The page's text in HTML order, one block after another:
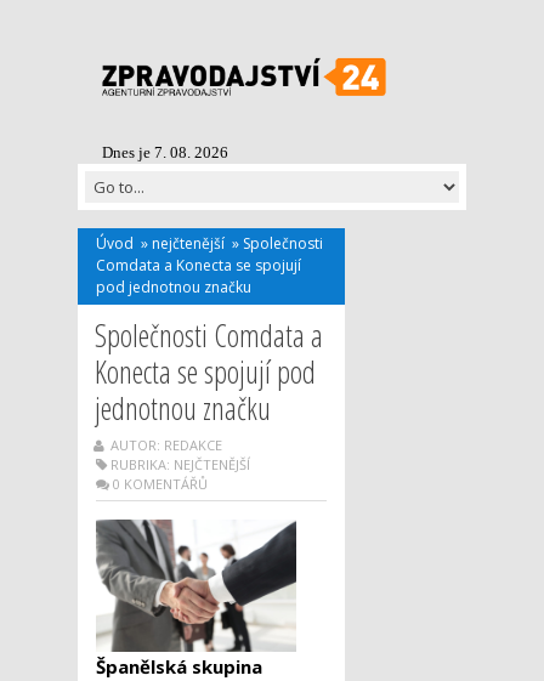
Dnes je 7. 08. 2026
Úvod » nejčtenější » Společnosti
Comdata a Konecta se spojují
pod jednotnou značku
Společnosti Comdata a
Konecta se spojují pod
jednotnou značku
AUTOR: REDAKCE
RUBRIKA: NEJČTENĚJŠÍ
0 KOMENTÁŘŮ
Španělská skupina